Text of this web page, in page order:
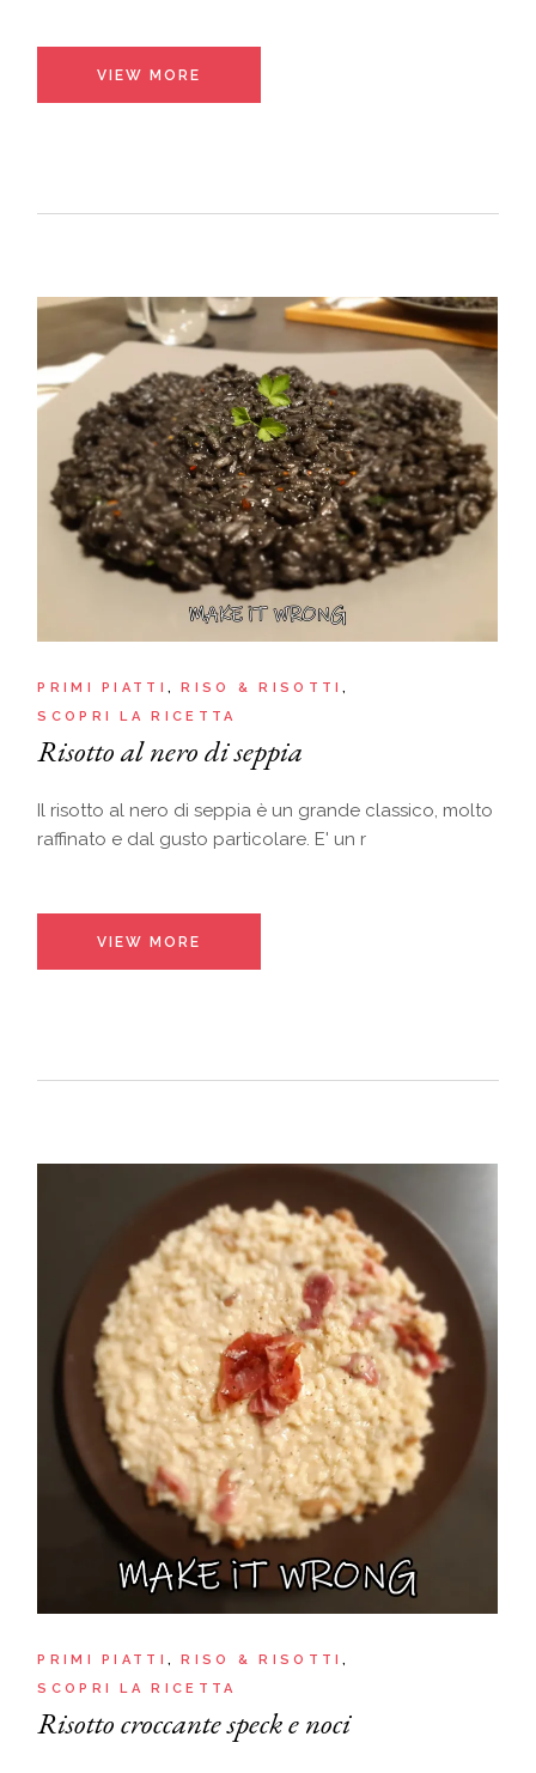
VIEW MORE
PRIMI PIATTI
RISO & RISOTTI
SCOPRI LA RICETTA
Risotto al nero di seppia
Il risotto al nero di seppia è un grande classico, molto
raffinato e dal gusto particolare. E' un r
VIEW MORE
PRIMI PIATTI
RISO & RISOTTI
SCOPRI LA RICETTA
Risotto croccante speck e noci